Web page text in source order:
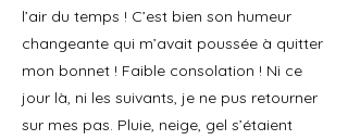
l’air du temps ! C’est bien son humeur
changeante qui m’avait poussée à quitter
mon bonnet ! Faible consolation ! Ni ce
jour là, ni les suivants, je ne pus retourner
sur mes pas. Pluie, neige, gel s’étaient